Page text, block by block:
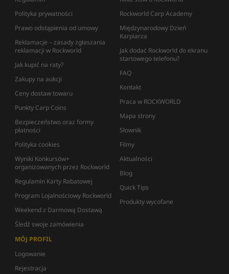
Polityka prywatności
Prawo odstąpienia od umowy
Reklamacje – zasady zgłaszania
reklamacji w Rockworld
Jak kupić na raty?
Zakupy na aukcji
Ceny dostaw towaru
Punkty Carp Coins
Bezpieczeństwo oraz formy
płatności
Polityka cookies
Wyniki Konkursów+
organizowanych przez Rockworld
Regulamin Karty Rabatowej
Program Lojalnościowy Rockworld
Weekend z Darmową Dostawą
Śledź swoje zamówienia
Rockworld Carp Academy
Międzynarodowy Dzień
Karpiarza
Jak dodać Rockworld do ekranu
startowego telefonu?
FAQ
Kontakt
Praca w ROCKWORLD
Mapa strony
Słownik
Filmy
Aktualności
Blog
Quick Tips
Produkty wycofane
MÓJ PROFIL
Logowanie
Rejestracja